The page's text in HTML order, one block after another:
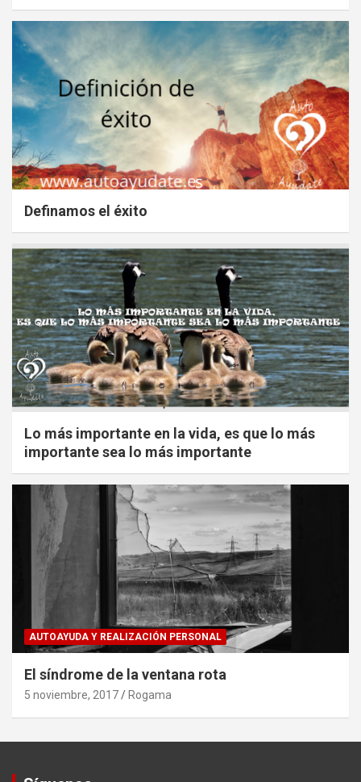
Definamos el éxito
Lo más importante en la vida, es que lo más
importante sea lo más importante
AUTOAYUDA Y REALIZACIÓN PERSONAL
El síndrome de la ventana rota
5 noviembre, 2017 Rogama